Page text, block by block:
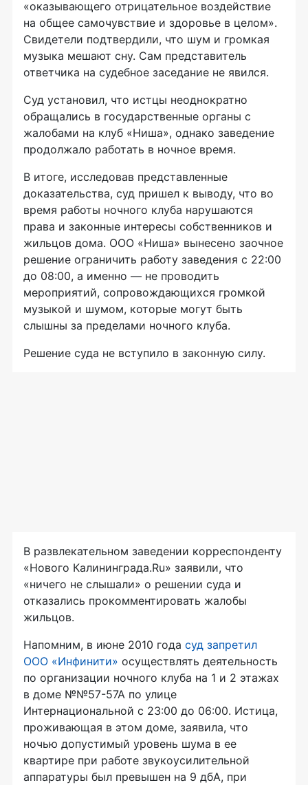
«оказывающего отрицательное воздействие
на общее самочувствие и здоровье в целом».
Свидетели подтвердили, что шум и громкая
музыка мешают сну. Сам представитель
ответчика на судебное заседание не явился.
Суд установил, что истцы неоднократно
обращались в государственные органы с
жалобами на клуб «Ниша», однако заведение
продолжало работать в ночное время.
В итоге, исследовав представленные
доказательства, суд пришел к выводу, что во
время работы ночного клуба нарушаются
права и законные интересы собственников и
жильцов дома. ООО «Ниша» вынесено заочное
решение ограничить работу заведения с 22:00
до 08:00, а именно — не проводить
мероприятий, сопровождающихся громкой
музыкой и шумом, которые могут быть
слышны за пределами ночного клуба.
Решение суда не вступило в законную силу.
В развлекательном заведении корреспонденту
«Нового Калининграда.Ru» заявили, что
«ничего не слышали» о решении суда и
отказались прокомментировать жалобы
жильцов.
Напомним, в июне 2010 года суд запретил
ООО «Инфинити» осуществлять деятельность
по организации ночного клуба на 1 и 2 этажах
в доме №№57-57А по улице
Интернациональной с 23:00 до 06:00. Истица,
проживающая в этом доме, заявила, что
ночью допустимый уровень шума в ее
квартире при работе звукоусилительной
аппаратуры был превышен на 9 дбА, при